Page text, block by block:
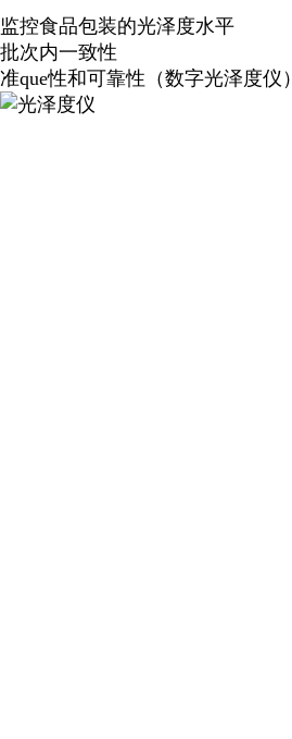
监控食品包装的光泽度水平
批次内一致性
准que性和可靠性（数字光泽度仪）